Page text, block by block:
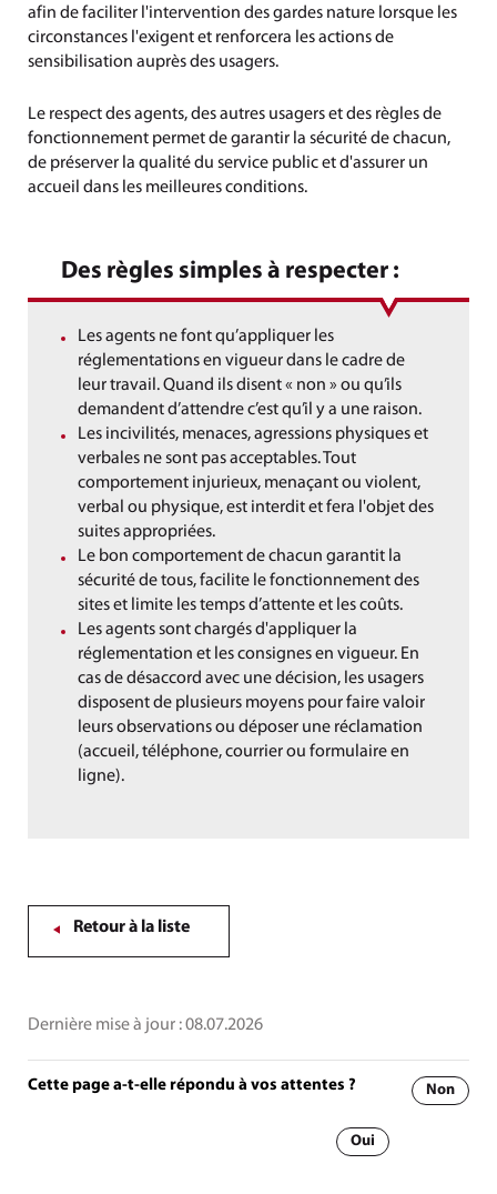
afin de faciliter l'intervention des gardes nature lorsque les
circonstances l'exigent et renforcera les actions de
sensibilisation auprès des usagers.
Le respect des agents, des autres usagers et des règles de
fonctionnement permet de garantir la sécurité de chacun,
de préserver la qualité du service public et d'assurer un
accueil dans les meilleures conditions.
Des règles simples à respecter :
Les agents ne font qu’appliquer les
réglementations en vigueur dans le cadre de
leur travail. Quand ils disent « non » ou qu’ils
demandent d’attendre c’est qu’il y a une raison.
Les incivilités, menaces, agressions physiques et
verbales ne sont pas acceptables. Tout
comportement injurieux, menaçant ou violent,
verbal ou physique, est interdit et fera l'objet des
suites appropriées.
Le bon comportement de chacun garantit la
sécurité de tous, facilite le fonctionnement des
sites et limite les temps d’attente et les coûts.
Les agents sont chargés d'appliquer la
réglementation et les consignes en vigueur. En
cas de désaccord avec une décision, les usagers
disposent de plusieurs moyens pour faire valoir
leurs observations ou déposer une réclamation
(accueil, téléphone, courrier ou formulaire en
ligne).
Retour à la liste
Dernière mise à jour :08.07.2026
Cette page a-t-elle répondu à vos attentes ? Non
Oui